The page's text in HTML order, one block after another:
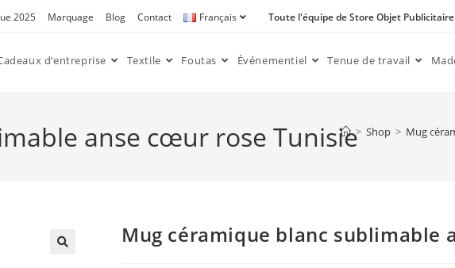
2025 Marquage Blog Contact Français Toute l'équipe de Store Objet
d’entreprise Textile Foutas Événementiel Tenue de travail
anse cœur rose Tunisie> Shop > Mug
Mug céramique blanc sublimable